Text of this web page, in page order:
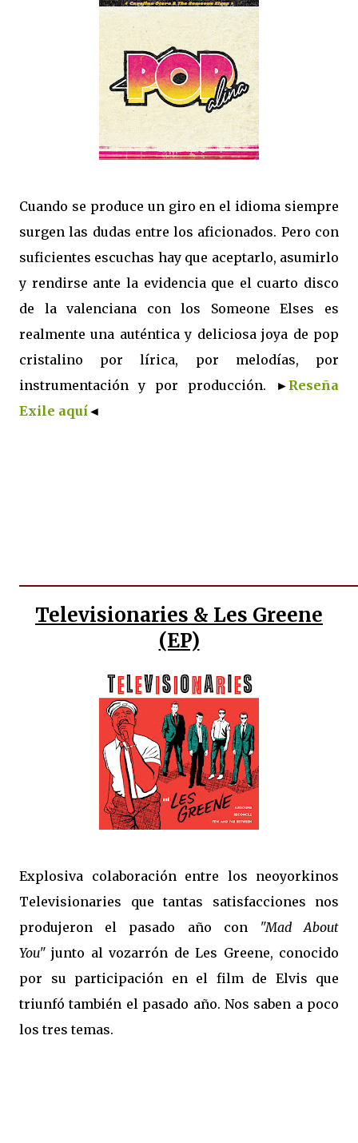
Cuando se produce un giro en el idioma siempre
surgen las dudas entre los aficionados. Pero con
suficientes escuchas hay que aceptarlo, asumirlo
y rendirse ante la evidencia que el cuarto disco
de la valenciana con los Someone Elses es
realmente una auténtica y deliciosa joya de pop
cristalino por lírica, por melodías, por
instrumentación y por producción.
► Reseña
Exile aquí◄
Televisionaries & Les Greene
(EP)
Explosiva colaboración entre los neoyorkinos
Televisionaries que tantas satisfacciones nos
produjeron el pasado año con
"Mad About
You" junto al vozarrón de Les Greene, conocido
por su participación en el film de Elvis que
triunfó también el pasado año. Nos saben a poco
los tres temas.